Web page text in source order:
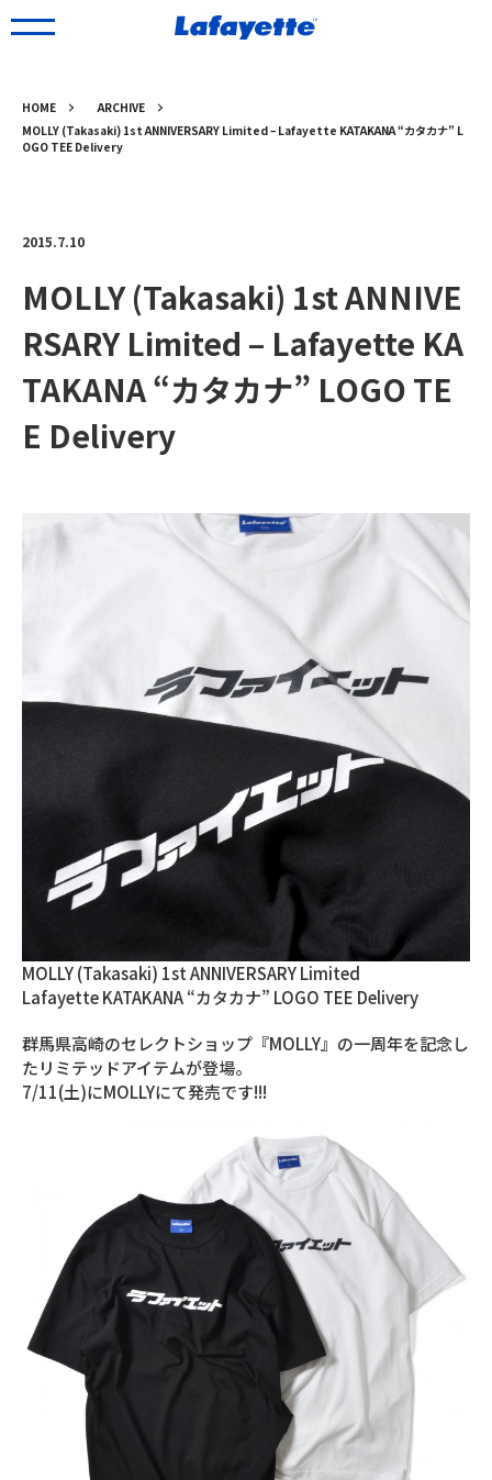
HOME
ARCHIVE
MOLLY (Takasaki) 1st ANNIVERSARY Limited – Lafayette KATAKANA “カタカナ” L
OGO TEE Delivery
2015.7.10
MOLLY (Takasaki) 1st ANNIVE
RSARY Limited – Lafayette KA
TAKANA “カタカナ” LOGO TE
E Delivery
MOLLY (Takasaki) 1st ANNIVERSARY Limited
Lafayette KATAKANA “カタカナ” LOGO TEE Delivery
群馬県高崎のセレクトショップ『MOLLY』の一周年を記念し
たリミテッドアイテムが登場。
7/11(土)にMOLLYにて発売です!!!